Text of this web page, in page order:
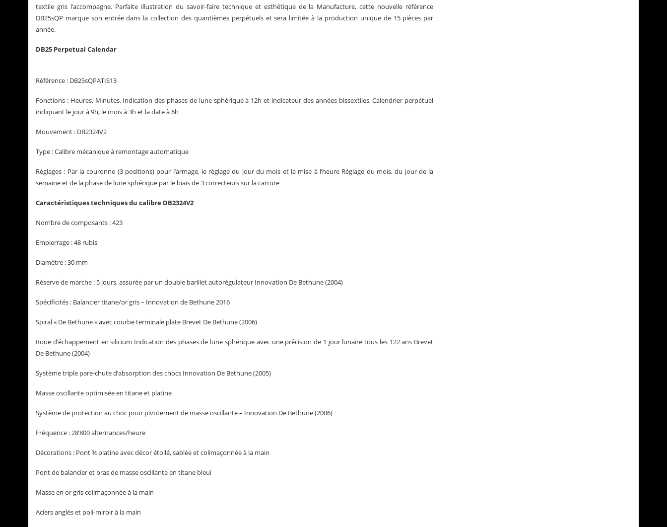
textile gris l’accompagne. Parfaite illustration du savoir-faire technique et esthétique de la Manufacture, cette nouvelle référence
DB25sQP marque son entrée dans la collection des quantièmes perpétuels et sera limitée à la production unique de 15 pièces par
année.
DB25 Perpetual Calendar
Référence : DB25sQPATIS13
Fonctions : Heures, Minutes, Indication des phases de lune sphérique à 12h et indicateur des années bissextiles, Calendrier perpétuel
indiquant le jour à 9h, le mois à 3h et la date à 6h
Mouvement : DB2324V2
Type : Calibre mécanique à remontage automatique
Réglages : Par la couronne (3 positions) pour l’armage, le réglage du jour du mois et la mise à l’heure Réglage du mois, du jour de la
semaine et de la phase de lune sphérique par le biais de 3 correcteurs sur la carrure
Caractéristiques techniques du calibre DB2324V2
Nombre de composants : 423
Empierrage : 48 rubis
Diamètre : 30 mm
Réserve de marche : 5 jours, assurée par un double barillet autorégulateur Innovation De Bethune (2004)
Spécificités : Balancier titane/or gris – Innovation de Bethune 2016
Spiral « De Bethune » avec courbe terminale plate Brevet De Bethune (2006)
Roue d’échappement en silicium Indication des phases de lune sphérique avec une précision de 1 jour lunaire tous les 122 ans Brevet
De Bethune (2004)
Système triple pare-chute d’absorption des chocs Innovation De Bethune (2005)
Masse oscillante optimisée en titane et platine
Système de protection au choc pour pivotement de masse oscillante – Innovation De Bethune (2006)
Fréquence : 28’800 alternances/heure
Décorations : Pont ¾ platine avec décor étoilé, sablée et colimaçonnée à la main
Pont de balancier et bras de masse oscillante en titane bleui
Masse en or gris colimaçonnée à la main
Aciers anglés et poli-miroir à la main